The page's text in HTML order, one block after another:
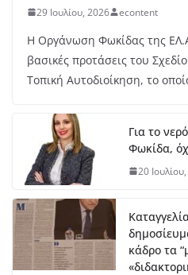
Δ.Τ. :Συνεχίζονται οι
Δωρίδος για τη στήριξη
5 Αυγούστου, 2026
Πωλείται BMW F 650 ST
5 Αυγούστου, 2026
29 Ιουλίου, 2026 econtent
Η Οργάνωση Φωκίδας της
βασικές προτάσεις του
Τοπική Αυτοδιοίκηση, το
Για το
Φωκίδα,
20
κάδρο τα